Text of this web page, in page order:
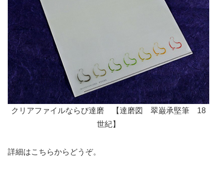
クリアファイルならび達磨 【達磨図 翠巌承堅筆 18
世紀】
詳細はこちらからどうぞ。